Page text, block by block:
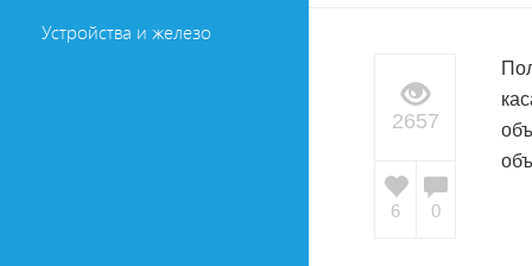
Устройства и железо
2657
6 0